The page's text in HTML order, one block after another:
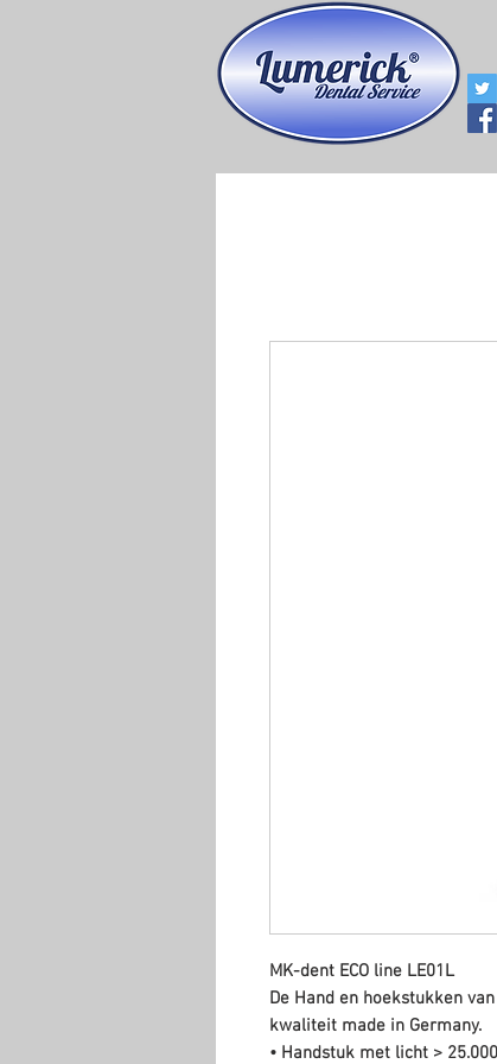
MK-dent ECO line LE01L
De Hand en hoekstukken
kwaliteit made in Germany.
• Handstuk met licht >